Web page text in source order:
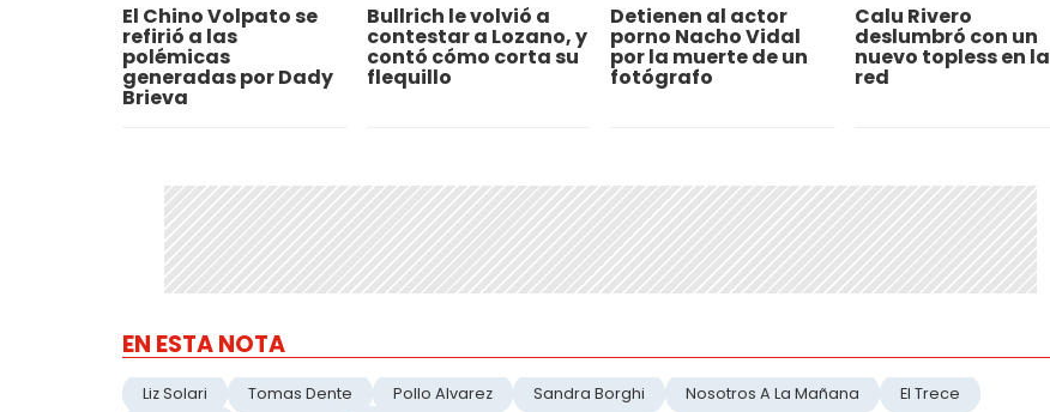
El Chino Volpato se
refirió a las
polémicas
generadas por Dady
Brieva
Bullrich le volvió a
contestar a Lozano, y
contó cómo corta su
flequillo
Detienen al actor
porno Nacho Vidal
por la muerte de un
fotógrafo
Calu Rivero
deslumbró con un
nuevo topless en la
red
EN ESTA NOTA
Liz Solari Tomas Dente Pollo Alvarez Sandra Borghi Nosotros A La Mañana
El Trece